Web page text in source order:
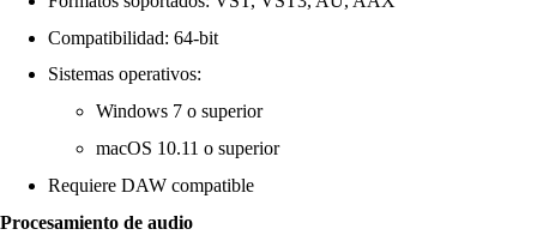
Compatibilidad: 64-bit
Sistemas operativos:
Windows 7 o superior
macOS 10.11 o superior
Requiere DAW compatible
Procesamiento de audio